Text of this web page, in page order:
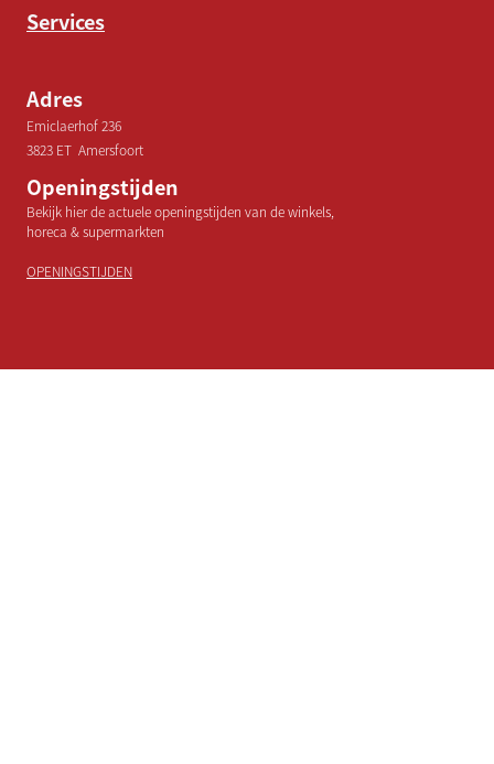
Services
Adres
Emiclaerhof 236
3823 ET Amersfoort
Openingstijden
Bekijk hier de actuele openingstijden van de winkels,
horeca & supermarkten
OPENINGSTIJDEN